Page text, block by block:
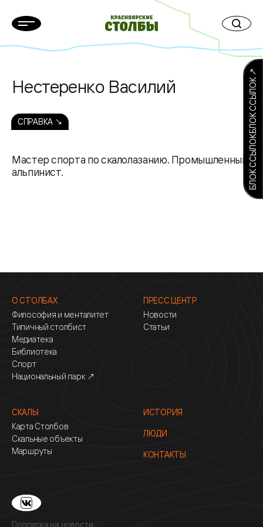
Нестеренко Василий
СПРАВКА ↘
Мастер спорта по скалолазанию. Промышленный
альпинист.
БЛОК ССЫЛОКБЛОК ССЫЛОК ↗
О СТОЛБАХ
Философия и менталитет
Типичный столбист
Медиатека
Библиотека
Спорт
Национальный парк ↗
ПРЕСС ЦЕНТР
Новости
Статьи
СКАЛЫ
Карта Столбов
Скальные объекты
Маршруты
ИСТОРИЯ
ЛЮДИ
КОНТАКТЫ
Подписка на новости